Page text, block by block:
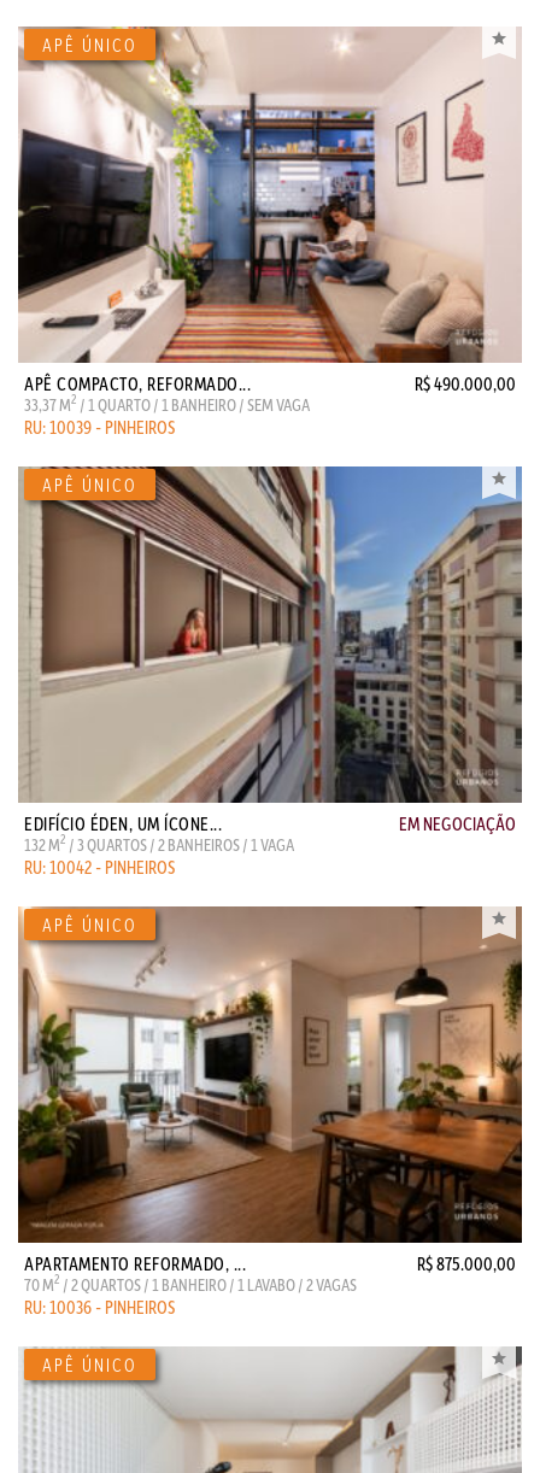
APÊ COMPACTO, REFORMADO... R$ 490.000,00
33,37 M2 / 1 QUARTO / 1 BANHEIRO / SEM VAGA
RU: 10039 - PINHEIROS
EDIFÍCIO ÉDEN, UM ÍCONE... EM NEGOCIAÇÃO
132 M2 / 3 QUARTOS / 2 BANHEIROS / 1 VAGA
RU: 10042 - PINHEIROS
APARTAMENTO REFORMADO, ... R$ 875.000,00
70 M2 / 2 QUARTOS / 1 BANHEIRO / 1 LAVABO / 2 VAGAS
RU: 10036 - PINHEIROS